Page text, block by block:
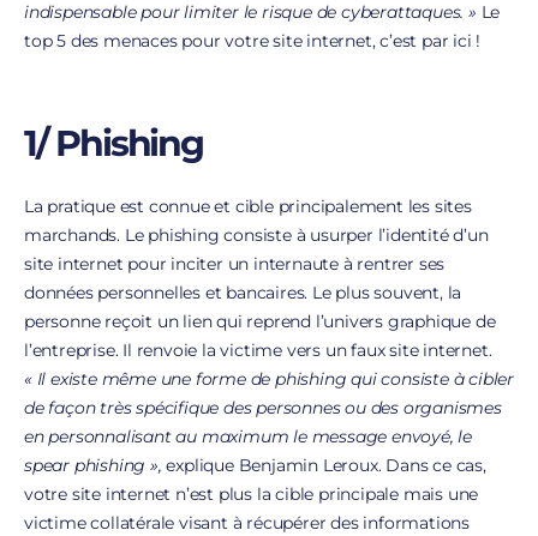
indispensable pour limiter le risque de cyberattaques. » Le
top 5 des menaces pour votre site internet, c’est par ici !
1/ Phishing
La pratique est connue et cible principalement les sites
marchands. Le phishing consiste à usurper l’identité d’un
site internet pour inciter un internaute à rentrer ses
données personnelles et bancaires. Le plus souvent, la
personne reçoit un lien qui reprend l’univers graphique de
l’entreprise. Il renvoie la victime vers un faux site internet.
« Il existe même une forme de phishing qui consiste à cibler
de façon très spécifique des personnes ou des organismes
en personnalisant au maximum le message envoyé, le
spear phishing »,explique Benjamin Leroux. Dans ce cas,
votre site internet n’est plus la cible principale mais une
victime collatérale visant à récupérer des informations